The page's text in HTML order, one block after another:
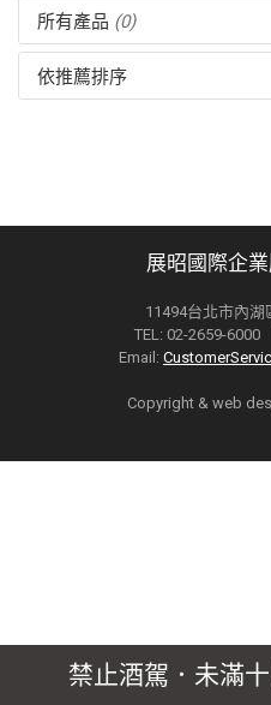
所有產品 (0)
依推薦排序
展昭國際企
11494台北市內
TEL: 02-2659-
Email:
Copyright & web
禁止酒駕．未滿